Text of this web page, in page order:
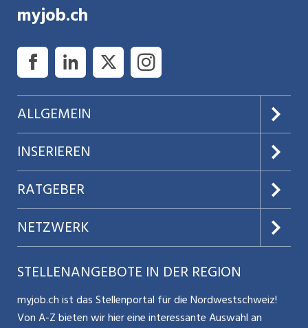
myjob.ch
ALLGEMEIN
Über uns
AGB
Datenschutz
Nutzungsbedingungen
Glossar
Kontakt
INSERIEREN
Preise & Leistungen
Jobs verwalten
Benutzermanual
Bewerber-Cockpit
RATGEBER
Teilzeit / Flexible Arbeitsmodelle
Mitarbeiter 50+ / Pensionierung
NETZWERK
Aargauerzeitung.ch
CH Media
STELLENANGEBOTE IN DER REGION
myjob.ch ist das Stellenportal für die Nordwestschweiz!
Von A-Z bieten wir hier eine interessante Auswahl an